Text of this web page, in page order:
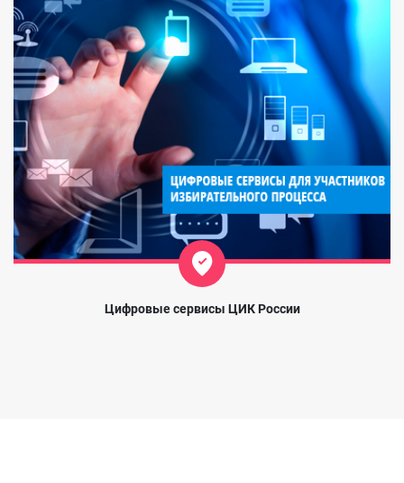
Цифровые сервисы ЦИК России